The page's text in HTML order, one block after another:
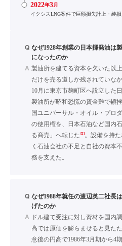
2022年3月
イクシスLNG案件で巨額損失計上・純
Q なぜ1928年創業の日本揮発油は
になったのか
A 製油所を建てる資本を欠いた以
だけを売る道しか残されていな
10月に東京市麹町区へ設立した
製油所が昭和恐慌の資金難で頓
国ユニバーサル・オイル・プロ
の使用権を、日本石油など国内
る商売」へ転じた [2]。設備を持
く石油会社の不足と自社の資本
務を支えた。
Q なぜ1988年就任の渡辺英二社長
げたのか
A
ドル建て受注に対し資材を国内
高では原価を膨らませると見た
意後の円高で1986年3月期から4